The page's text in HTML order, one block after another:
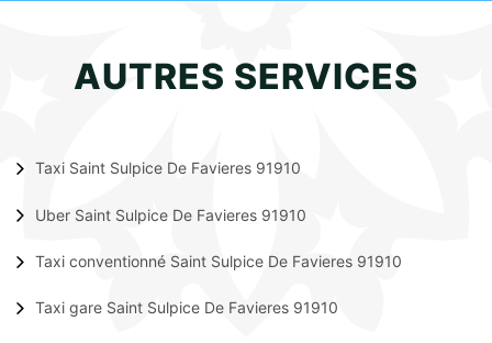
AUTRES SERVICES
Taxi Saint Sulpice De Favieres 91910
Uber Saint Sulpice De Favieres 91910
Taxi conventionné Saint Sulpice De Favieres 91910
Taxi gare Saint Sulpice De Favieres 91910